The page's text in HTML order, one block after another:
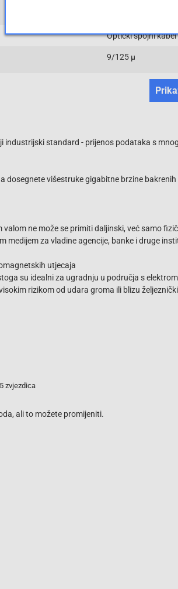
Optički spojni kabel
9/125 µ
industrijski standard - prijenos podataka s
dosegnete višestruke gigabitne brzine
valom ne može se primiti daljinski, već samo
medijem za vladine agencije, banke i druge
utjecaja
su idealni za ugradnju u područja s
rizikom od udara groma ili blizu
zvjezdica
ali to možete promijeniti.